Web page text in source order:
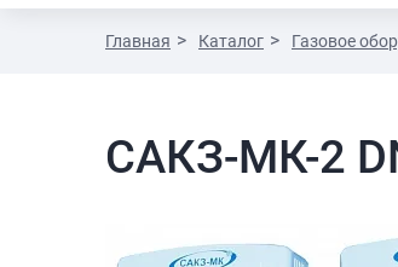
Главная Каталог Газовое
САКЗ-МК-2